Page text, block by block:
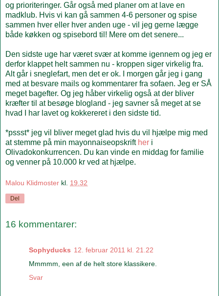
og prioriteringer. Går også med planer om at lave en
madklub. Hvis vi kan gå sammen 4-6 personer og spise
sammen hver eller hver anden uge - vil jeg gerne lægge
både køkken og spisebord til! Mere om det senere...
Den sidste uge har været svær at komme igennem og jeg er
derfor klappet helt sammen nu - kroppen siger virkelig fra.
Alt går i sneglefart, men det er ok. I morgen går jeg i gang
med at besvare mails og kommentarer fra sofaen. Jeg er SÅ
meget bagefter. Og jeg håber virkelig også at der bliver
kræfter til at besøge blogland - jeg savner så meget at se
hvad I har lavet og kokkereret i den sidste tid.
*pssst* jeg vil bliver meget glad hvis du vil hjælpe mig med
at stemme på min mayonnaiseopskrift her i
Olivadokonkurrencen. Du kan vinde en middag for familie
og venner på 10.000 kr ved at hjælpe.
Malou Klidmoster kl. 19.32
Del
16 kommentarer:
Sophyducks 12. februar 2011 kl. 21.22
Mmmmm, een af de helt store klassikere.
Svar